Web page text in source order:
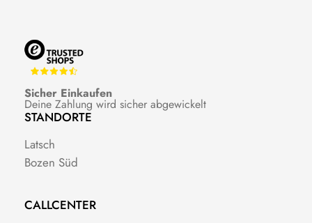
Sicher Einkaufen
Deine Zahlung wird sicher abgewickelt
STANDORTE
Latsch
Bozen Süd
CALLCENTER